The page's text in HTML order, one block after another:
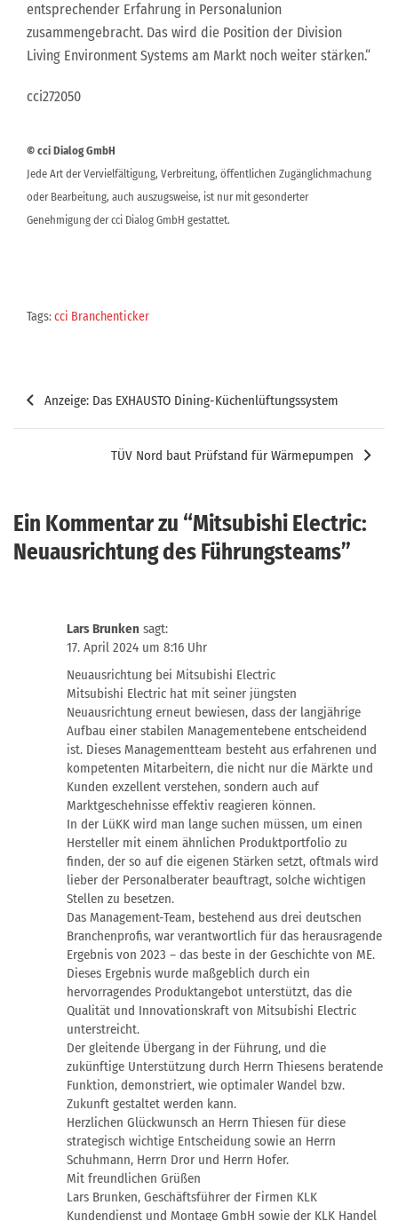
entsprechender Erfahrung in Personalunion
zusammengebracht. Das wird die Position der Division
Living Environment Systems am Markt noch weiter stärken.“
cci272050
© cci Dialog GmbH
Jede Art der Vervielfältigung, Verbreitung, öffentlichen Zugänglichmachung
oder Bearbeitung, auch auszugsweise, ist nur mit gesonderter
Genehmigung der cci Dialog GmbH gestattet.
Tags:cci Branchenticker
Beitragsnavigation
Anzeige: Das EXHAUSTO Dining-Küchenlüftungssystem
TÜV Nord baut Prüfstand für Wärmepumpen
Ein Kommentar zu “Mitsubishi Electric:
Neuausrichtung des Führungsteams”
Lars Brunken sagt:
17. April 2024 um 8:16 Uhr
Neuausrichtung bei Mitsubishi Electric
Mitsubishi Electric hat mit seiner jüngsten
Neuausrichtung erneut bewiesen, dass der langjährige
Aufbau einer stabilen Managementebene entscheidend
ist. Dieses Managementteam besteht aus erfahrenen und
kompetenten Mitarbeitern, die nicht nur die Märkte und
Kunden exzellent verstehen, sondern auch auf
Marktgeschehnisse effektiv reagieren können.
In der LüKK wird man lange suchen müssen, um einen
Hersteller mit einem ähnlichen Produktportfolio zu
finden, der so auf die eigenen Stärken setzt, oftmals wird
lieber der Personalberater beauftragt, solche wichtigen
Stellen zu besetzen.
Das Management-Team, bestehend aus drei deutschen
Branchenprofis, war verantwortlich für das herausragende
Ergebnis von 2023 – das beste in der Geschichte von ME.
Dieses Ergebnis wurde maßgeblich durch ein
hervorragendes Produktangebot unterstützt, das die
Qualität und Innovationskraft von Mitsubishi Electric
unterstreicht.
Der gleitende Übergang in der Führung, und die
zukünftige Unterstützung durch Herrn Thiesens beratende
Funktion, demonstriert, wie optimaler Wandel bzw.
Zukunft gestaltet werden kann.
Herzlichen Glückwunsch an Herrn Thiesen für diese
strategisch wichtige Entscheidung sowie an Herrn
Schuhmann, Herrn Dror und Herrn Hofer.
Mit freundlichen Grüßen
Lars Brunken, Geschäftsführer der Firmen KLK
Kundendienst und Montage GmbH sowie der KLK Handel